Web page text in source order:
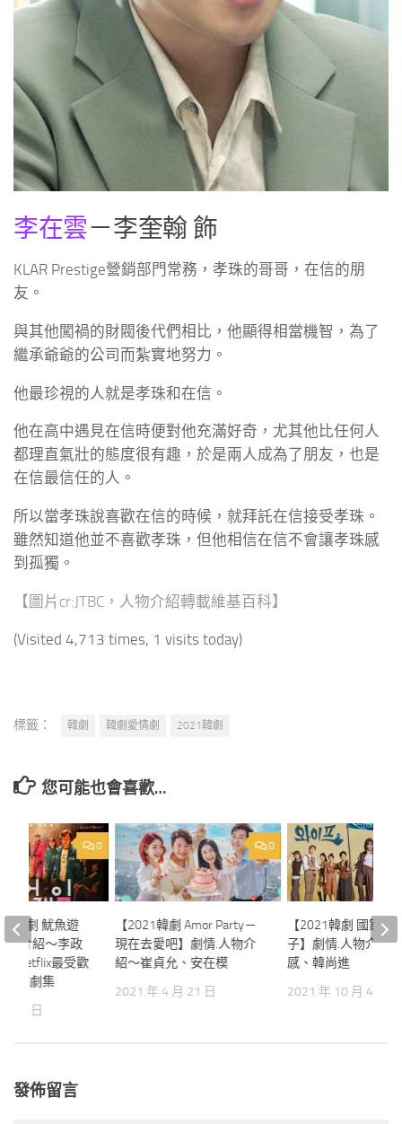
李在雲－李奎翰 飾
KLAR Prestige營銷部門常務，孝珠的哥哥，在信的朋
友。
與其他闖禍的財閥後代們相比，他顯得相當機智，為了
繼承爺爺的公司而紮實地努力。
他最珍視的人就是孝珠和在信。
他在高中遇見在信時便對他充滿好奇，尤其他比任何人
都理直氣壯的態度很有趣，於是兩人成為了朋友，也是
在信最信任的人。
所以當孝珠說喜歡在信的時候，就拜託在信接受孝珠。
雖然知道他並不喜歡孝珠，但他相信在信不會讓孝珠感
到孤獨。
【圖片cr:JTBC，人物介紹轉載維基百科】
(Visited 4,713 times, 1 visits today)
標籤： 韓劇 韓劇愛情劇 2021韓劇
您可能也會喜歡…
0
【2021韓劇 Amor Party－
現在去愛吧】劇情.人物介
紹～崔貞允、安在模
2021 年 4 月 21 日
【2021韓劇 國家代
子】劇情.人物介紹
感、韓尚進
2021 年 10 月 4 日
0
韓劇 魷魚遊
物介紹～李政
＊Netflix最受歡
原創劇集
月 1 日
發佈留言